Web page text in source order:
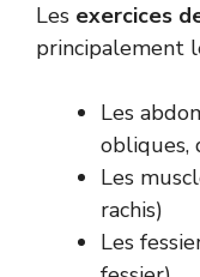
Les exercices
principalement
Les
obliques,
Les
rachis)
Les